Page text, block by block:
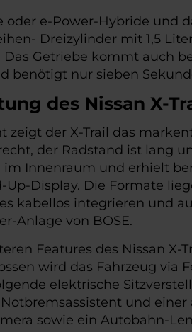
oder e-Power-Hybride und
Dreizylinder mit 1,5
Getriebe kommt auch
benötigt nur sieben
des Nissan X-
zeigt der X-Trail das
der Radstand ist lang
im Innenraum und erhielt
Up-Display. Die Formate
kabellos integrieren und
Anlage von BOSE.
Features des Nissan
wird das Fahrzeug
elektrische
und
sowie ein Autobahn-